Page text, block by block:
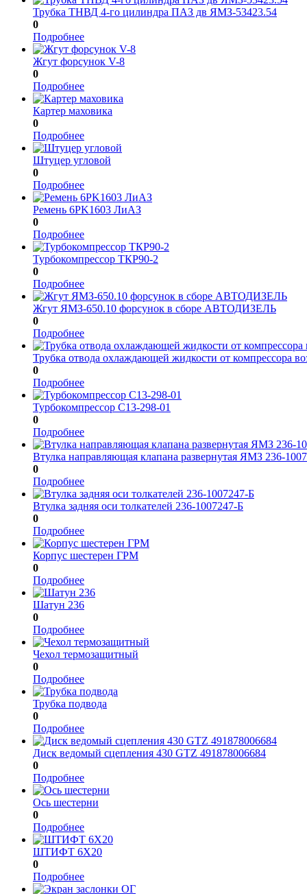
Трубка ТНВД 4-го цилиндра ПАЗ дв ЯМЗ-53423.54
0
Подробнее
Жгут форсунок V-8
0
Подробнее
Картер маховика
0
Подробнее
Штуцер угловой
0
Подробнее
Ремень 6PK1603 ЛиАЗ
0
Подробнее
Турбокомпрессор ТКР90-2
0
Подробнее
Жгут ЯМЗ-650.10 форсунок в сборе АВТОДИЗЕЛЬ
0
Подробнее
Трубка отвода охлаждающей жидкости от компрессора
0
Подробнее
Турбокомпрессор C13-298-01
0
Подробнее
Втулка направляющая клапана развернутая ЯМЗ 236-
0
Подробнее
Втулка задняя оси толкателей 236-1007247-Б
0
Подробнее
Корпус шестерен ГРМ
0
Подробнее
Шатун 236
0
Подробнее
Чехол термозащитный
0
Подробнее
Трубка подвода
0
Подробнее
Диск ведомый сцепления 430 GTZ 491878006684
0
Подробнее
Ось шестерни
0
Подробнее
ШТИФТ 6Х20
0
Подробнее